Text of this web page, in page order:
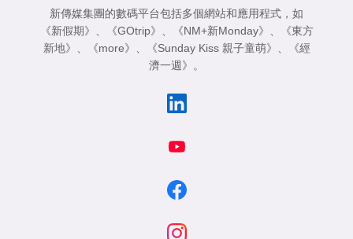
新傳媒集團的數碼平台包括多個網站和應用程式，如
《新假期》
《GOtrip》 《NM+新Monday》
《東方
新地》
《more》 《Sunday Kiss 親子童萌》
《經
濟一週》
。